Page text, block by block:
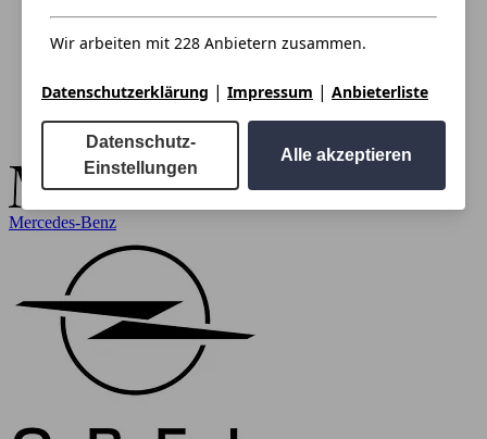
Mercedes-Benz
Wir arbeiten mit 228 Anbietern zusammen.
Datenschutzerklärung | Impressum | Anbieterliste
Datenschutz-
Einstellungen
Alle akzeptieren